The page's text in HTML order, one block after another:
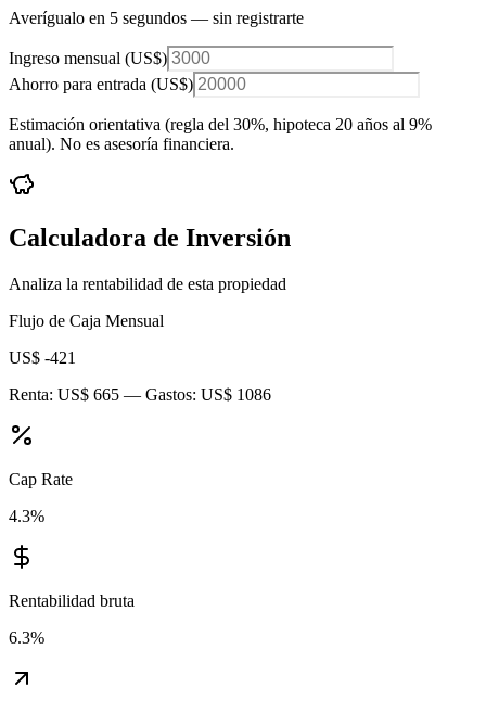
Averígualo en 5 segundos — sin registrarte
Ingreso mensual (US$)
Ahorro para entrada (US$)
Estimación orientativa (regla del 30%, hipoteca 20 años al 9%
anual). No es asesoría financiera.
Calculadora de Inversión
Analiza la rentabilidad de esta propiedad
Flujo de Caja Mensual
US$ -421
Renta: US$ 665 — Gastos: US$ 1086
Cap Rate
4.3%
Rentabilidad bruta
6.3%